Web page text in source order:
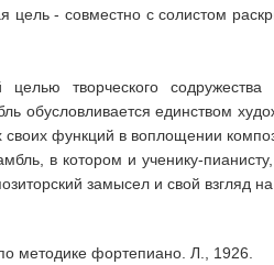
цель - совместно с солистом
целью творческого
обусловливается единством
функций в воплощении
в котором и ученику-
замысел и свой
методике фортепиано. Л., 1926.